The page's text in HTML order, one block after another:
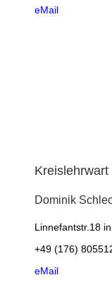
eMail
Kreislehrwart
Dominik
Linnefantstr.18
+49 (176)
eMail